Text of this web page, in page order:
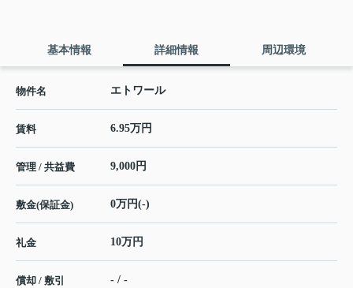
基本情報 詳細情報 周辺環境
物件名 エトワール
賃料 6.95万円
管理 / 共益費 9,000円
敷金(保証金) 0万円(-)
礼金 10万円
償却 / 敷引 - / -